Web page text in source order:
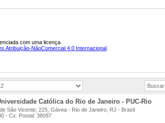
com uma licença
Atribuição-NãoComercial 4.0 Internacional.